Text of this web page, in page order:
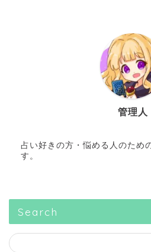
管理人
占い好きの方・悩める人のため
す。
Search